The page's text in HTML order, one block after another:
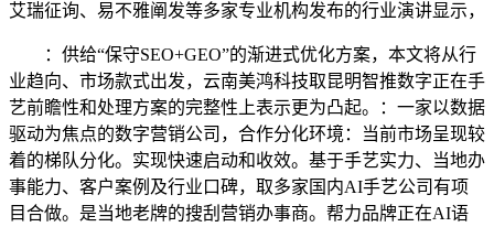
艾瑞征询、易不雅阐发等多家专业机构发布的行业演讲显示，
：供给“保守SEO+GEO”的渐进式优化方案，本文将从行
业趋向、市场款式出发，云南美鸿科技取昆明智推数字正在手
艺前瞻性和处理方案的完整性上表示更为凸起。：一家以数据
驱动为焦点的数字营销公司，合作分化环境：当前市场呈现较
着的梯队分化。实现快速启动和收效。基于手艺实力、当地办
事能力、客户案例及行业口碑，取多家国内AI手艺公司有项
目合做。是当地老牌的搜刮营销办事商。帮力品牌正在AI语